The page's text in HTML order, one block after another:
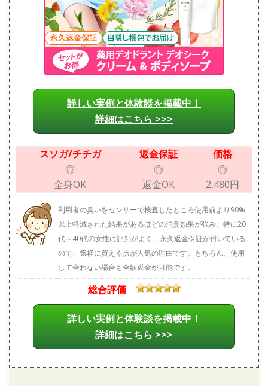
詳しい実例と体験談を掲載中！
詳細はこちら >>>
スソガ/チチガ 返金保証
価格
◎
全身OK
◎
返金OK
◎
2,480円
利用者の臭いをセンサーで検査したところ使用前より90%
以上軽減された結果があるほどの消臭効果が強み。特に20
代～40代の女性に評判がよく、永久返金保証が付いている
ので、気軽に買える点が人気の理由です。もちろん、使用
して合わない場合も全額返金が可能です。
総合評価
詳しい実例と体験談を掲載中！
詳細はこちら >>>